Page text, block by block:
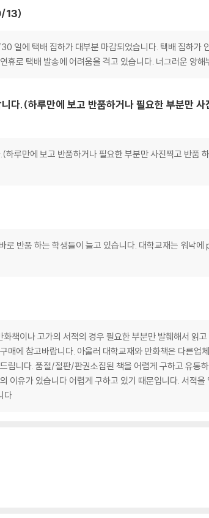
13)
일에 택배 집하가 대부분 마감되었습니다. 택배 집하가
휴로 택배 발송에 어려움을 격고 있습니다. 너그러운 양해
다.(하루만에 보고 반품하거나 필요한 부분만
루만에 보고 반품하거나 필요한 부분만 사진찍고 반품
반품 하는 학생들이 늘고 있습니다. 대학교재는 워낙
책이나 고가의 서적의 경우 필요한 부분만 발췌해서 읽
매에 참고바랍니다. 아울러 대학교재와 만화책은 다른업
립니다. 품절/절판/판권소집된 책을 어렵게 구하고 유통
이유가 있습니다 어렵게 구하고 있기 때문입니다. 서적
다